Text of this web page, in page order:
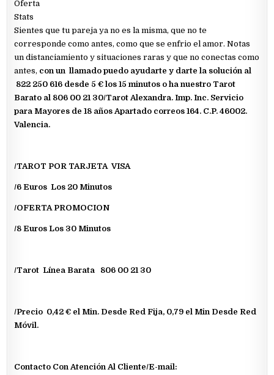
Oferta
Stats
Sientes que tu pareja ya no es la misma, que no te
corresponde como antes, como que se enfrio el amor. Notas
un distanciamiento y situaciones raras y que no conectas como
antes, con un llamado puedo ayudarte y darte la solución al
822 250 616 desde 5 € los 15 minutos o ha nuestro Tarot
Barato al 806 00 21 30/Tarot Alexandra. Imp. Inc. Servicio
para Mayores de 18 años Apartado correos 164. C.P. 46002.
Valencia.
/TAROT POR TARJETA VISA
/6 Euros Los 20 Minutos
/OFERTA PROMOCION
/8 Euros Los 30 Minutos
/Tarot Línea Barata 806 00 21 30
/Precio 0,42 € el Min. Desde Red Fija, 0,79 el Min Desde Red
Móvil.
Contacto Con Atención Al Cliente/E-mail: